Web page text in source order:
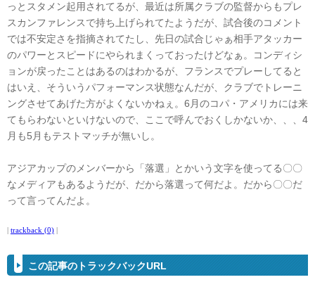
っとスタメン起用されてるが、最近は所属クラブの監督からもプレ
スカンファレンスで持ち上げられてたようだが、試合後のコメント
では不安定さを指摘されてたし、先日の試合じゃぁ相手アタッカー
のパワーとスピードにやられまくっておったけどなぁ。コンディシ
ョンが戻ったことはあるのはわかるが、フランスでプレーしてると
はいえ、そういうパフォーマンス状態なんだが、クラブでトレーニ
ングさせてあげた方がよくないかねぇ。6月のコパ・アメリカには来
てもらわないといけないので、ここで呼んでおくしかないか、、、4
月も5月もテストマッチが無いし。
アジアカップのメンバーから「落選」とかいう文字を使ってる〇〇
なメディアもあるようだが、だから落選って何だよ。だから〇〇だ
って言ってんだよ。
| trackback (0) |
この記事のトラックバックURL